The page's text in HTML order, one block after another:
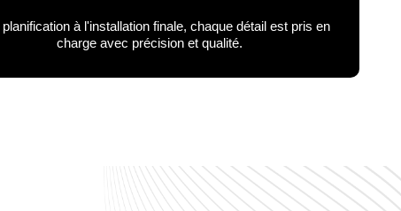
planification à l'installation finale, chaque détail est pris en
charge avec précision et qualité.